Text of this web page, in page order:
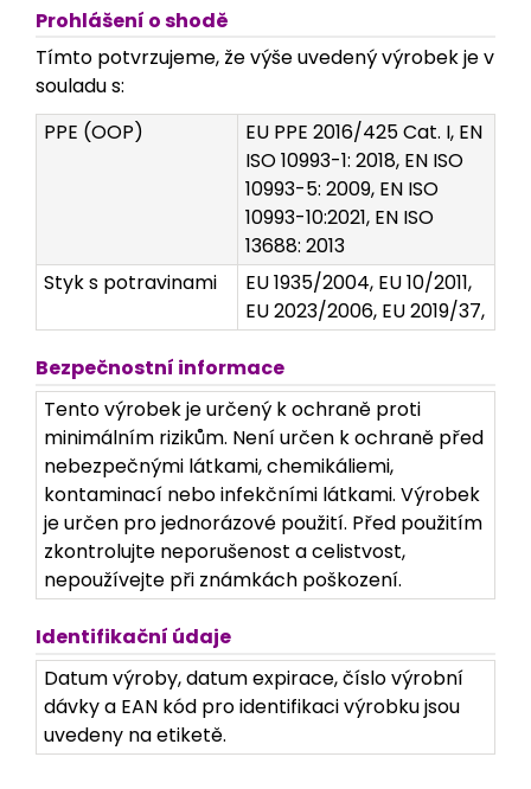
Prohlášení o shodě
Tímto potvrzujeme, že výše uvedený výrobek je v
souladu s:
PPE (OOP)
EU PPE 2016/425 Cat. I, EN
ISO 10993-1: 2018, EN ISO
10993-5: 2009, EN ISO
10993-10:2021, EN ISO
13688: 2013
Styk s potravinami
EU 1935/2004, EU 10/2011,
EU 2023/2006, EU 2019/37,
Bezpečnostní informace
Tento výrobek je určený k ochraně proti
minimálním rizikům. Není určen k ochraně před
nebezpečnými látkami, chemikáliemi,
kontaminací nebo infekčními látkami. Výrobek
je určen pro jednorázové použití. Před použitím
zkontrolujte neporušenost a celistvost,
nepoužívejte při známkách poškození.
Identifikační údaje
Datum výroby, datum expirace, číslo výrobní
dávky a EAN kód pro identifikaci výrobku jsou
uvedeny na etiketě.